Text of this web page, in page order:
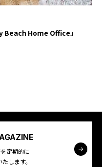
Beach Home Office」
定期的に
します。